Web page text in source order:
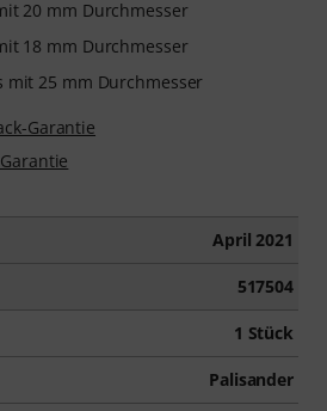
20 mm Durchmesser
18 mm Durchmesser
mit 25 mm Durchmesser
Garantie
April 2021
517504
1 Stück
Palisander